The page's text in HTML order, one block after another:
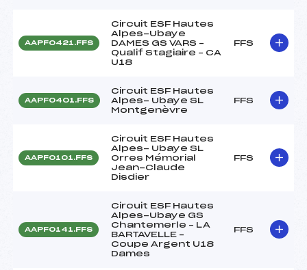
AAPF0421.FFS
Circuit ESF Hautes
Alpes-Ubaye
DAMES GS VARS –
Qualif Stagiaire – CA
U18
FFS
AAPF0401.FFS
Circuit ESF Hautes
Alpes- Ubaye SL
Montgenèvre
FFS
AAPF0101.FFS
Circuit ESF Hautes
Alpes- Ubaye SL
Orres Mémorial
Jean-Claude
Disdier
FFS
AAPF0141.FFS
Circuit ESF Hautes
Alpes-Ubaye GS
Chantemerle – LA
BARTAVELLE –
Coupe Argent U18
Dames
FFS